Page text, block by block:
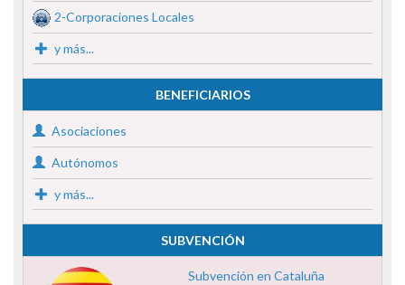
2-Corporaciones Locales
y más...
BENEFICIARIOS
Asociaciones
Autónomos
y más...
SUBVENCIÓN
Subvención en Cataluña